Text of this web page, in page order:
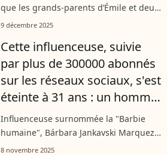
que les grands-parents d’Émile et deux
de leurs enfants ont été auditionnés
d’Aix-en-Provence. Les interrogatoires...
9 décembre 2025
Cette influenceuse, suivie
par plus de 300000 abonnés
sur les réseaux sociaux, s'est
éteinte à 31 ans : un homme
interrogé
Influenceuse surnommée la "Barbie
humaine", Bárbara Jankavski Marquez
est morte à 31 ans dans des
8 novembre 2025